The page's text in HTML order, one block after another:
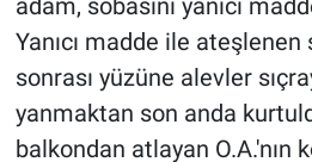
adam, sobasını yanıcı
Yanıcı madde ile ateşlenen
sonrası yüzüne alevler
yanmaktan son anda
balkondan atlayan O.A.'nın